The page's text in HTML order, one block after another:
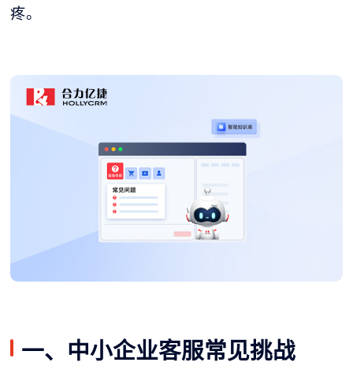
疼。
一、中小企业客服常见挑战